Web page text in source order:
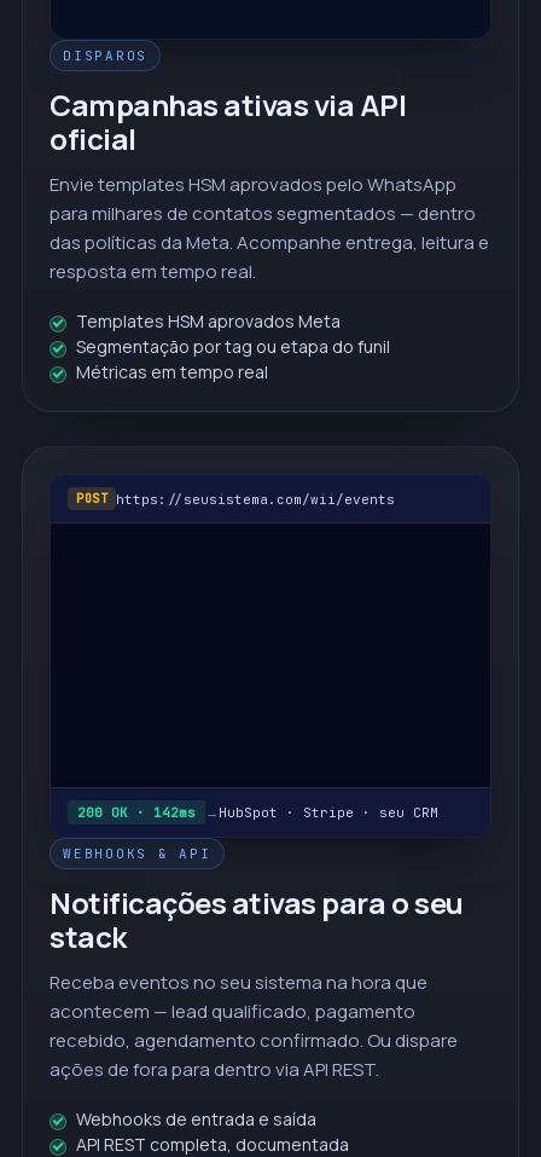
DISPAROS
Campanhas ativas via API
oficial
Envie templates HSM aprovados pelo WhatsApp
para milhares de contatos segmentados — dentro
das políticas da Meta. Acompanhe entrega, leitura e
resposta em tempo real.
Templates HSM aprovados Meta
Segmentação por tag ou etapa do funil
Métricas em tempo real
POST https://seusistema.com/wii/events
200 OK · 142ms → HubSpot · Stripe · seu CRM
WEBHOOKS & API
Notificações ativas para o seu
stack
Receba eventos no seu sistema na hora que
acontecem — lead qualificado, pagamento
recebido, agendamento confirmado. Ou dispare
ações de fora para dentro via API REST.
Webhooks de entrada e saída
API REST completa, documentada